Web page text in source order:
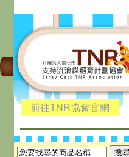
前往TNR協會官網